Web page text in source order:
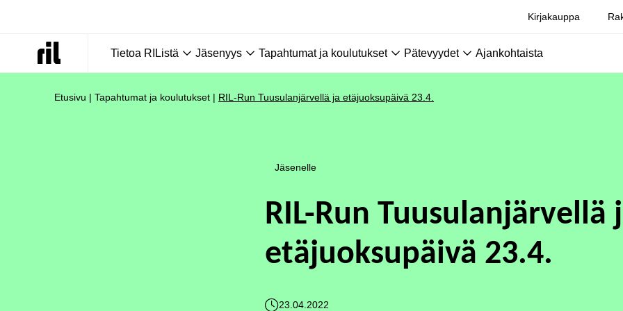
Kirjakauppa
Tietoa RIListä Jäsenyys Tapahtumat ja koulutukset Pätevyydet Ajankohtaista
Etusivu | Tapahtumat ja koulutukset | RIL-Run Tuusulanjärvellä ja etäjuoksupäivä 23.4.
Jäsenelle
RIL-Run Tuusulanjärvellä
etäjuoksupäivä 23.4.
23.04.2022